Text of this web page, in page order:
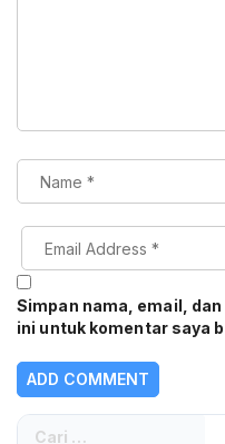
Simpan nama, email,
ini untuk komentar saya
Cari